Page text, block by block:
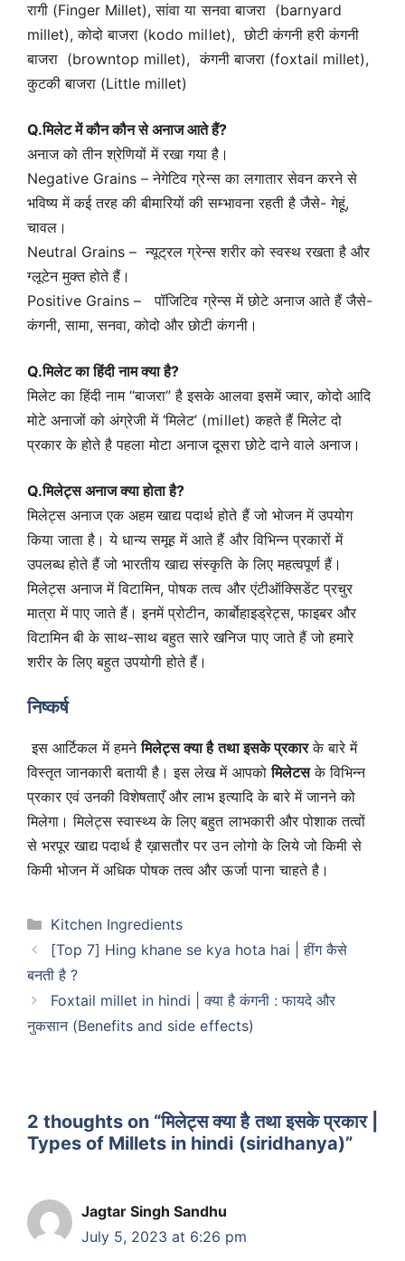
रागी (Finger Millet), सांवा या सनवा बाजरा (barnyard
millet), कोदो बाजरा (kodo millet), छोटी कंगनी हरी कंगनी
बाजरा (browntop millet), कंगनी बाजरा (foxtail millet),
कुटकी बाजरा (Little millet)
Q.मिलेट में कौन कौन से अनाज आते हैं?
अनाज को तीन श्रेणियों में रखा गया है।
Negative Grains – नेगेटिव ग्रेन्स का लगातार सेवन करने से
भविष्य में कई तरह की बीमारियों की सम्भावना रहती है जैसे- गेहूं,
चावल।
Neutral Grains – न्यूट्रल ग्रेन्स शरीर को स्वस्थ रखता है और
ग्लूटेन मुक्त होते हैं।
Positive Grains – पॉजिटिव ग्रेन्स में छोटे अनाज आते हैं जैसे-
कंगनी, सामा, सनवा, कोदो और छोटी कंगनी।
Q.मिलेट का हिंदी नाम क्या है?
मिलेट का हिंदी नाम “बाजरा” है इसके आलवा इसमें ज्वार, कोदो आदि
मोटे अनाजों को अंग्रेजी में ‘मिलेट’ (millet) कहते हैं मिलेट दो
प्रकार के होते है पहला मोटा अनाज दूसरा छोटे दाने वाले अनाज।
Q.मिलेट्स अनाज क्या होता है?
मिलेट्स अनाज एक अहम खाद्य पदार्थ होते हैं जो भोजन में उपयोग
किया जाता है। ये धान्य समूह में आते हैं और विभिन्न प्रकारों में
उपलब्ध होते हैं जो भारतीय खाद्य संस्कृति के लिए महत्वपूर्ण हैं।
मिलेट्स अनाज में विटामिन, पोषक तत्व और एंटीऑक्सिडेंट प्रचुर
मात्रा में पाए जाते हैं। इनमें प्रोटीन, कार्बोहाइड्रेट्स, फाइबर और
विटामिन बी के साथ-साथ बहुत सारे खनिज पाए जाते हैं जो हमारे
शरीर के लिए बहुत उपयोगी होते हैं।
निष्कर्ष
इस आर्टिकल में हमनेमिलेट्स क्या है तथा इसके प्रकारके बारे में
विस्तृत जानकारी बतायी है। इस लेख में आपकोमिलेटसके विभिन्न
प्रकार एवं उनकी विशेषताएँ और लाभ इत्यादि के बारे में जानने को
मिलेगा। मिलेट्स स्वास्थ्य के लिए बहुत लाभकारी और पोशाक तत्वों
से भरपूर खाद्य पदार्थ है ख़ासतौर पर उन लोगो के लिये जो किमी से
किमी भोजन में अधिक पोषक तत्व और ऊर्जा पाना चाहते है।
Categories
Kitchen Ingredients
[Top 7] Hing khane se kya hota hai | हींग कैसे
बनती है ?
Foxtail millet in hindi | क्या है कंगनी : फायदे और
नुकसान (Benefits and side effects)
2 thoughts on “मिलेट्स क्या है तथा इसके प्रकार |
Types of Millets in hindi (siridhanya)”
Jagtar Singh Sandhu
July 5, 2023 at 6:26 pm